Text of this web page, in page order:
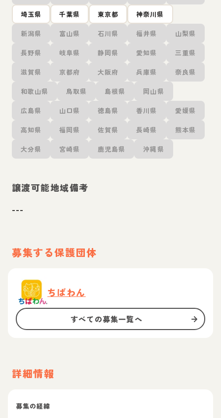
埼玉県 千葉県 東京都 神奈川県
新潟県 富山県 石川県 福井県 山梨県
長野県 岐阜県 静岡県 愛知県 三重県
滋賀県 京都府 大阪府 兵庫県 奈良県
和歌山県 鳥取県 島根県 岡山県
広島県 山口県 徳島県 香川県 愛媛県
高知県 福岡県 佐賀県 長崎県 熊本県
大分県 宮崎県 鹿児島県 沖縄県
譲渡可能地域備考
---
募集する保護団体
ちばわん
すべての募集一覧へ
詳細情報
募集の経緯